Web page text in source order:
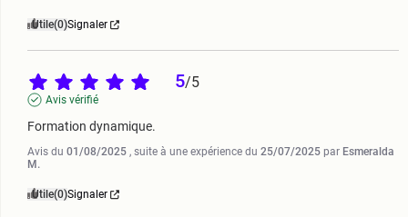
Utile(0)Signaler
5/5
Avis vérifié
Formation dynamique.
Avis du 01/08/2025 , suite à une expérience du 25/07/2025 par Esmeralda
M.
Utile(0)Signaler